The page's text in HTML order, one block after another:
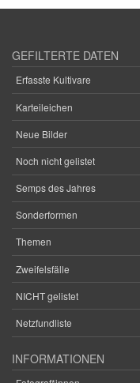
GEFILTERTE DATEN
Erfasste Kultivare
Karteileichen
Neue Bilder
Noch nicht gelistet
Semps des Jahres
Sonderformen
Themen
Zweifelsfälle
NICHT gelistet
Netzfundliste
INFORMATIONEN